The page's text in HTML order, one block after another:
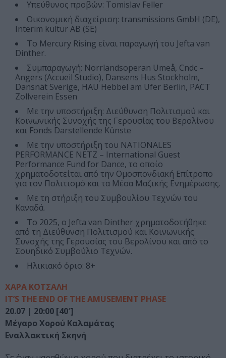
Υπεύθυνος προβών: Tomislav Feller
Οικονομική διαχείριση: transmissions GmbH (DE),
Interim kultur AB (SE)
Το Mercury Rising είναι παραγωγή του Jefta van
Dinther.
Συμπαραγωγή: Norrlandsoperan Umeå, Cndc –
Angers (Accueil Studio), Dansens Hus Stockholm,
Dansnät Sverige, HAU Hebbel am Ufer Berlin, PACT
Zollverein Essen
Με την υποστήριξη: Διεύθυνση Πολιτισμού και
Κοινωνικής Συνοχής της Γερουσίας του Βερολίνου
και Fonds Darstellende Künste
Με την υποστήριξη του NATIONALES
PERFORMANCE NETZ – International Guest
Performance Fund for Dance, το οποίο
χρηματοδοτείται από την Ομοσπονδιακή Επίτροπο
για τον Πολιτισμό και τα Μέσα Μαζικής Ενημέρωσης.
Με τη στήριξη του Συμβουλίου Τεχνών του
Καναδά.
Το 2025, ο Jefta van Dinther χρηματοδοτήθηκε
από τη Διεύθυνση Πολιτισμού και Κοινωνικής
Συνοχής της Γερουσίας του Βερολίνου και από το
Σουηδικό Συμβούλιο Τεχνών.
Ηλικιακό όριο: 8+
ΧΑΡΑ ΚΟΤΣΑΛΗ
ΙT’S THE END OF THE AMUSEMENT PHASE
20.07 | 20:00 [40′]
Μέγαρο Χορού Καλαμάτας
Εναλλακτική Σκηνή